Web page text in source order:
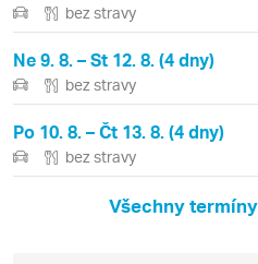
bez stravy
Ne 9. 8. – St 12. 8. (4 dny)
bez stravy
Po 10. 8. – Čt 13. 8. (4 dny)
bez stravy
Všechny